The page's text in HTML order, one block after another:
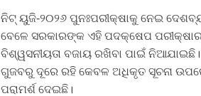
ନିଟ୍ ୟୁଜି-୨୦୨୬ ପୁନଃପରୀକ୍ଷାକୁ ନେଇ
ବେଳେ ସରକାରଙ୍କ ଏହି ପଦକ୍ଷେପ
ବିଶ୍ୱସନୀୟତା ବଜାୟ ରଖିବା ପାଇଁ ନିଆଯାଇଛି।
ଗୁଜବରୁ ଦୂରେ ରହି କେବଳ ଅଧିକୃତ ସୂଚନା
ପରାମର୍ଶ ଦେଇଛି।